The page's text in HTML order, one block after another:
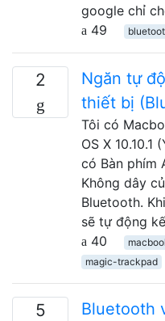
google chỉ
49
2
Ngăn tự
thiết bị
Tôi có
OS X
có Bàn phím
Không dây
Bluetooth.
sẽ tự động
40
magic-trackpad
5
Bluetooth